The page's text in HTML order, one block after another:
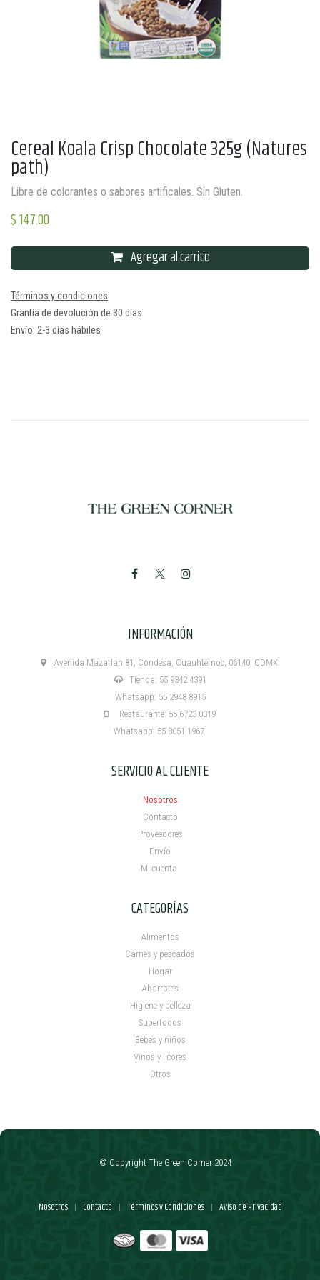
Cereal Koala Crisp Chocolate 325g (Natures
path)
Libre de colorantes o sabores artificales. Sin Gluten.
$147.00
Agregar al carrito
Términos y condiciones
Grantía de devolución de 30 días
Envío: 2-3 días hábiles
INFORMACIÓN
Avenida Mazatlán 81, Condesa, Cuauhtémoc, 06140, CDMX.
Tienda: 55 9342 4391
Whatsapp: 55 2948 8915
Restaurante: 55 6723 0319
Whatsapp: 55 8051 1967
SERVICIO AL CLIENTE
Nosotros
Contacto
Proveedores
Envío
Mi cuenta ​
CATEGORÍAS
Alimentos
Carnes y pescados
Hogar
Abarrotes
Higiene y belleza
Superfoods
Bebés y niños
Vinos y licores
Otros
Nosotros | Contacto | Términos y Condiciones | Aviso de Privacidad
© Copyright The Green Corner 2024